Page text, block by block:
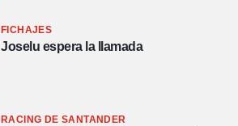
FICHAJES
Joselu espera la llamada
RACING DE SANTANDER